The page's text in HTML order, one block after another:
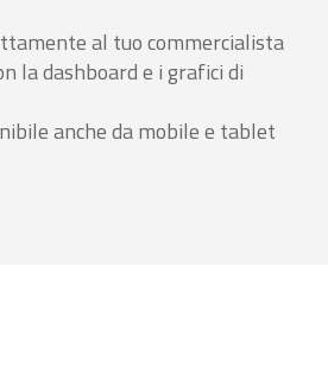
al tuo commercialista
la dashboard e i grafici di
anche da mobile e tablet